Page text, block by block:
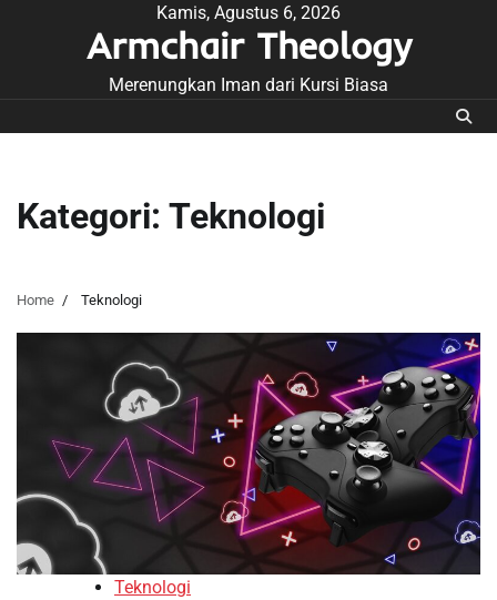
Kamis, Agustus 6, 2026
Armchair Theology
Merenungkan Iman dari Kursi Biasa
Kategori: Teknologi
Home Teknologi
Teknologi